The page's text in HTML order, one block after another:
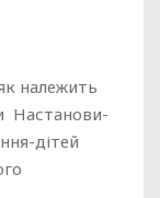
належить
Настанови-
дітей